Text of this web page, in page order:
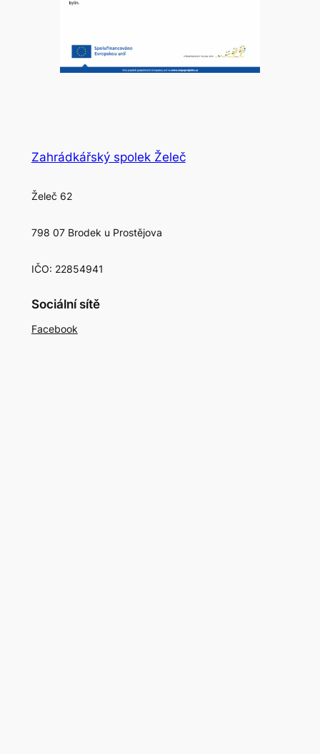
Zahrádkářský spolek Želeč
Želeč 62
798 07 Brodek u Prostějova
IČO: 22854941
Sociální sítě
Facebook